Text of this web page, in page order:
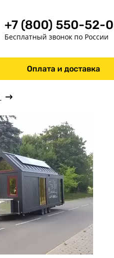
+7 (800) 550-52-
Бесплатный звонок по России
Оплата и доставка